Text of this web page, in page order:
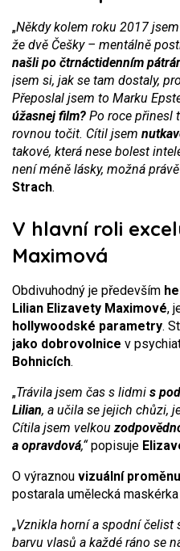
„Někdy kolem roku 2017
že dvě Češky – mentálně
našli po čtrnáctidenním
jsem si, jak se tam dostaly,
Přeposlal jsem to Marku
úžasnej film? Po roce přinesl
rovnou točit. Cítil jsem
takové, která nese bolest
není méně lásky, možná
Strach.
V hlavní roli
Maximová
Obdivuhodný je především
Lilian Elizavety Maximové,
hollywoodské parametry.
jako dobrovolnice v
Bohnicích.
„Trávila jsem čas s lidmi s
Lilian, a učila se jejich chůzi,
Cítila jsem velkou
a opravdová,“popisuje
O výraznou vizuální proměnu
postarala umělecká maskérka
„Vznikla horní a spodní čelist
barvu vlasů a každé ráno se